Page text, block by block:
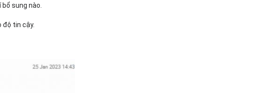
sung nào.
tin cậy.